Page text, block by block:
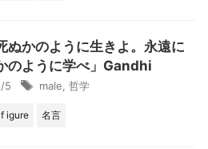
ぬかのように生きよ。永遠に
のように学べ」Gandhi
5 male 哲学
igure 名言